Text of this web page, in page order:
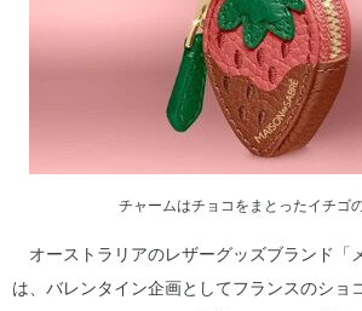
チャームはチョコをまとったイチゴ
オーストラリアのレザーグッズブランド「
は、バレンタイン企画としてフランスのショ